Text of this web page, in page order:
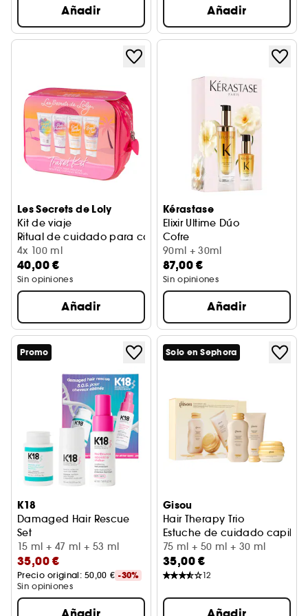
Añadir Añadir
Les Secrets de Loly
Kit de viaje
Ritual de cuidado para cabello rizado
4x 100 ml
40,00 €
Sin opiniones
Añadir
Kérastase
Elixir Ultime Dúo
Cofre
90ml + 30ml
87,00 €
Sin opiniones
Añadir
Promo
K18
Damaged Hair Rescue
Set
Kit de rutina en 3 pasos para cabello dañado
15 ml + 47 ml + 53 ml
35,00 €
Precio original: 50,00 € -30%
Sin opiniones
Solo en Sephora
Gisou
Hair Therapy Trio
Estuche de cuidado capilar
75 ml + 50 ml + 30 ml
35,00 €
12